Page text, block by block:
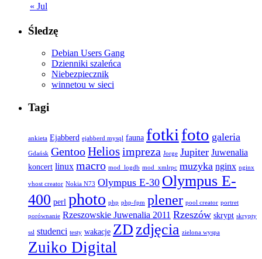
« Jul
Śledzę
Debian Users Gang
Dzienniki szaleńca
Niebezpiecznik
winnetou w sieci
Tagi
ankieta Ejabberd ejabberd mysql fauna fotki foto galeria
Gdańsk GentooHeliosimpreza Jorge Jupiter Juwenalia
koncert linux macro mod_logdb mod_xmlrpc muzyka nginx nginx
vhost creator Nokia N73 Olympus E-30 Olympus E-
400 perl photo php php-fpm plener pool creator portret
porównanie Rzeszowskie Juwenalia 2011 Rzeszów skrypt skrypty
ssl studenci testy wakacje ZD zdjęcia zielona wyspa
Zuiko Digital